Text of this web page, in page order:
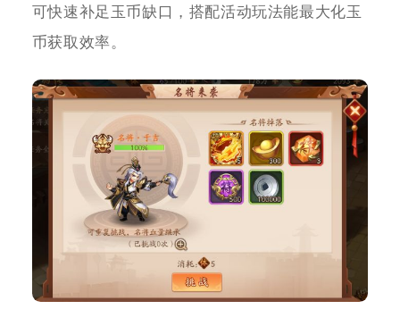
可快速补足玉币缺口，搭配活动玩法能最大化玉
币获取效率。